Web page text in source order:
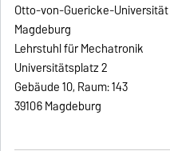
Otto-von-Guericke-Universität
Magdeburg
Lehrstuhl für Mechatronik
Universitätsplatz 2
Gebäude 10, Raum: 143
39106 Magdeburg